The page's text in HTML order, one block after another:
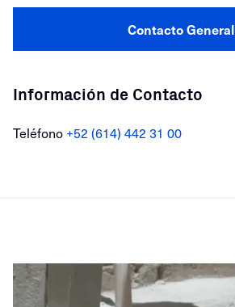
Contacto General
Información de Contacto
Teléfono +52 (614) 442 31 00